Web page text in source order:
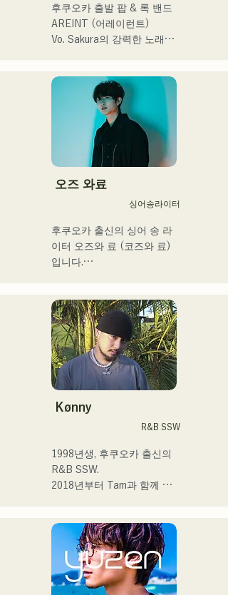
す。
アーティストの日本人父と
アメリカ人母から生まれた
후쿠오카 출발 팝 & 록 밴드
AREINT (어레이런트)
Vo. Sakura의 강력한 노래
SHO에 의해 만들어지는 악
곡은 캐치에서 어딘가 익숙
한 록 사운드가 특징이며 독
특한 AREINT 사운드를 만들
어 내고있다.
「KBC 라디오 호크스 중계
2024」의 오프닝곡에
오즈 와료
싱어송라이터
후쿠오카 출신의 싱어 송 라
이터 오즈와 료 (코즈와 료)
입니다.
상 라이브, TikTok 전달, 이
벤트 등에 출연하면서 활동
하고 있습니다!
어린 시절부터 음악을 좋아
합니다.
고등학교에 들어간 후 사람
었습니다.
한사람 한사람에게 다가가는
음악을 만들어 가고 싶습니
・campuscollection2022 그
랑프리
・오리지널 곡 「푸딩」이
2024년 KBC 라디오 오프닝
곡으로 채용된다
Kønny
R&B SSW
1998년생, 후쿠오카 출신의
R&B SSW.
2018년부터 Tam과 함께
중심으로 음악 활동을 개시.
2022년부터 Kønny로서 솔
로 명의에서도 활동을 개시.
어린 시절부터 영향을 받은